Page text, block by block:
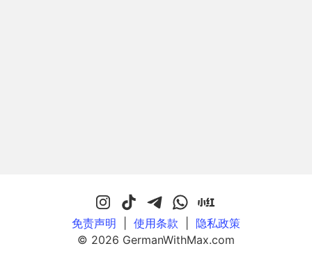
免责声明 使用条款
隐私政策
© 2026 GermanWithMax.com